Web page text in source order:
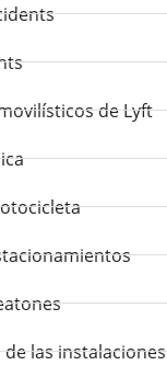
de Lyft
las instalaciones